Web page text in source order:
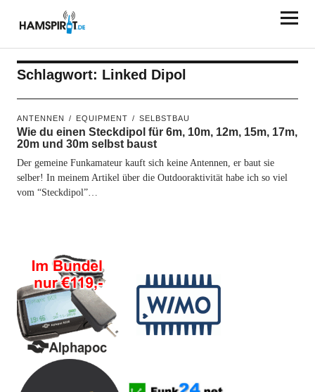
HAMSPIRIT.DE
Schlagwort: Linked Dipol
ANTENNEN EQUIPMENT SELBSTBAU
Wie du einen Steckdipol für 6m, 10m, 12m, 15m, 17m,
20m und 30m selbst baust
Der gemeine Funkamateur kauft sich keine Antennen, er baut sie
selber! In meinem Artikel über die Outdooraktivität habe ich so viel
vom “Steckdipol”…